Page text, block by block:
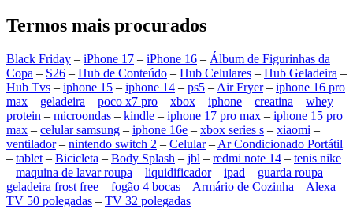
Termos mais procurados
Black Friday – iPhone 17 – iPhone 16 – Álbum de Figurinhas da
Copa – S26 – Hub de Conteúdo – Hub Celulares – Hub Geladeira –
Hub Tvs – iphone 15 – iphone 14 – ps5 – Air Fryer– iphone 16 pro
max – geladeira – poco x7 pro – xbox – iphone – creatina – whey
protein – microondas – kindle – iphone 17 pro max – iphone 15 pro
max – celular samsung – iphone 16e – xbox series s – xiaomi –
ventilador– nintendo switch 2 – Celular– Ar Condicionado Portátil
– tablet – Bicicleta – Body Splash – jbl – redmi note 14 – tenis nike
– maquina de lavar roupa – liquidificador– ipad – guarda roupa –
geladeira frost free – fogão 4 bocas – Armário de Cozinha – Alexa –
TV 50 polegadas – TV 32 polegadas